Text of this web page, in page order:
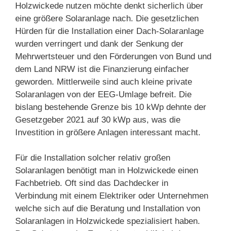
Holzwickede nutzen möchte denkt sicherlich über
eine größere Solaranlage nach. Die gesetzlichen
Hürden für die Installation einer Dach-Solaranlage
wurden verringert und dank der Senkung der
Mehrwertsteuer und den Förderungen von Bund und
dem Land NRW ist die Finanzierung einfacher
geworden. Mittlerweile sind auch kleine private
Solaranlagen von der EEG-Umlage befreit. Die
bislang bestehende Grenze bis 10 kWp dehnte der
Gesetzgeber 2021 auf 30 kWp aus, was die
Investition in größere Anlagen interessant macht.
Für die Installation solcher relativ großen
Solaranlagen benötigt man in Holzwickede einen
Fachbetrieb. Oft sind das Dachdecker in
Verbindung mit einem Elektriker oder Unternehmen
welche sich auf die Beratung und Installation von
Solaranlagen in Holzwickede spezialisiert haben.